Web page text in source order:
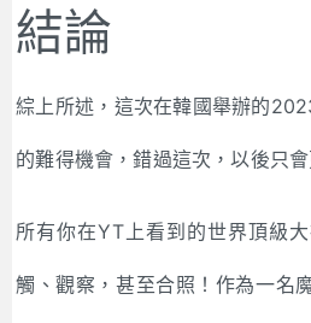
結論
綜上所述，這次在韓國舉辦的
的難得機會，錯過這次，以後只
所有你在YT上看到的世界頂級
觸、觀察，甚至合照！作為一名